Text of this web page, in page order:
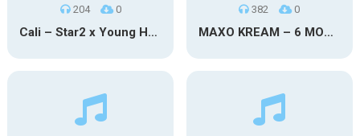
204 0
Cali – Star2 x Young Henny
382 0
MAXO KREAM – 6 MONTHS CLEAN